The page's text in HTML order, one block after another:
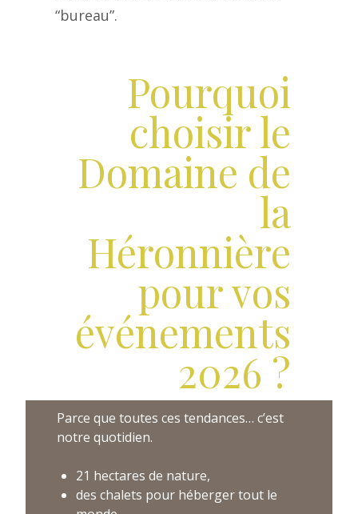
“bureau”.
Pourquoi
choisir le
Domaine de
la
Héronnière
pour vos
événements
2026 ?
Parce que toutes ces tendances… c’est
notre quotidien.
21 hectares de nature,
des chalets pour héberger tout le